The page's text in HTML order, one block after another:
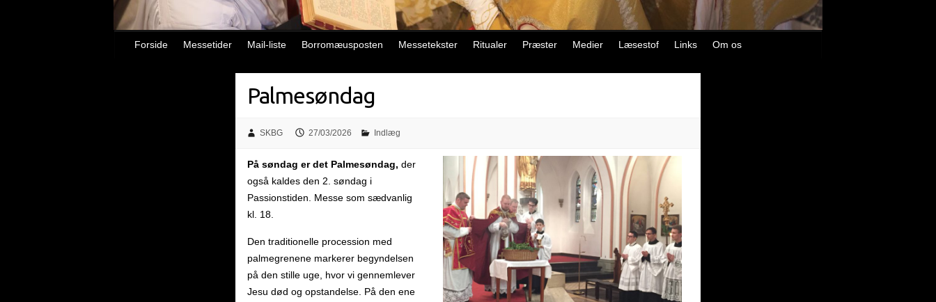
Forside Messetider Mail-liste Borromæusposten Messetekster Ritualer Præster Medier Læsestof Links Om os
Palmesøndag
SKBG 27/03/2026 Indlæg
På søndag er det Palmesøndag, der
også kaldes den 2. søndag i
Passionstiden. Messe som sædvanlig
kl. 18.
Den traditionelle procession med
palmegrenene markerer begyndelsen
på den stille uge, hvor vi gennemlever
Jesu død og opstandelse. På den ene